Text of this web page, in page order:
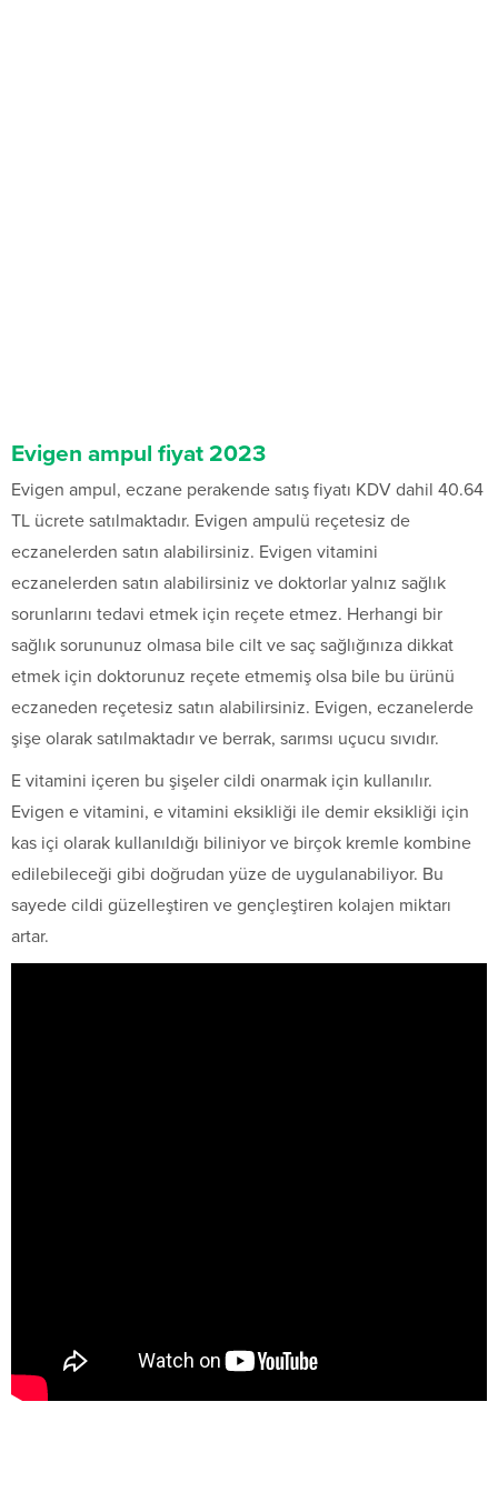
Evigen ampul fiyat 2023
Evigen ampul, eczane perakende satış fiyatı KDV dahil 40.64
TL ücrete satılmaktadır. Evigen ampulü reçetesiz de
eczanelerden satın alabilirsiniz. Evigen vitamini
eczanelerden satın alabilirsiniz ve doktorlar yalnız sağlık
sorunlarını tedavi etmek için reçete etmez. Herhangi bir
sağlık sorununuz olmasa bile cilt ve saç sağlığınıza dikkat
etmek için doktorunuz reçete etmemiş olsa bile bu ürünü
eczaneden reçetesiz satın alabilirsiniz. Evigen, eczanelerde
şişe olarak satılmaktadır ve berrak, sarımsı uçucu sıvıdır.
E vitamini içeren bu şişeler cildi onarmak için kullanılır.
Evigen e vitamini, e vitamini eksikliği ile demir eksikliği için
kas içi olarak kullanıldığı biliniyor ve birçok kremle kombine
edilebileceği gibi doğrudan yüze de uygulanabiliyor. Bu
sayede cildi güzelleştiren ve gençleştiren kolajen miktarı
artar.